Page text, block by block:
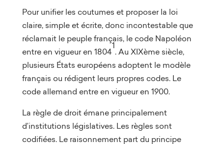
Pour unifier les coutumes et proposer la loi
claire, simple et écrite, donc incontestable que
réclamait le peuple français, le code Napoléon
entre en vigueur en 1804
1
. Au XIXème siècle,
plusieurs États européens adoptent le modèle
français ou rédigent leurs propres codes. Le
code allemand entre en vigueur en 1900.
La règle de droit émane principalement
d’institutions législatives. Les règles sont
codifiées. Le raisonnement part du principe